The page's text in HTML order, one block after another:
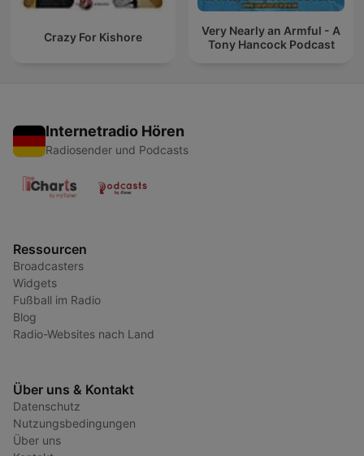
Crazy For Kishore
Very Nearly an Armful - A
Tony Hancock Podcast
Internetradio Hören
Radiosender und Podcasts
Ressourcen
Broadcasters
Widgets
Fußball im Radio
Blog
Radio-Websites nach Land
Über uns & Kontakt
Datenschutz
Nutzungsbedingungen
Über uns